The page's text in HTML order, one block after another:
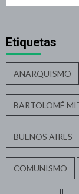
Etiquetas
ANARQUISMO
BARTOLOMÉ
BUENOS AIRES
COMUNISMO